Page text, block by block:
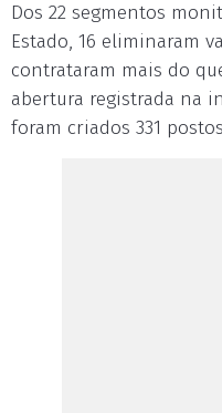
Dos 22 segmentos
Estado, 16 eliminaram
contrataram mais do
abertura registrada na
foram criados 331